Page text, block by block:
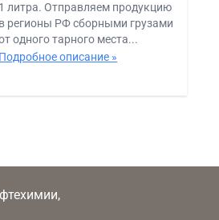
1 литра. Отправляем продукцию
в регионы РФ сборными грузами
одного тарного места...
Подробное описание »